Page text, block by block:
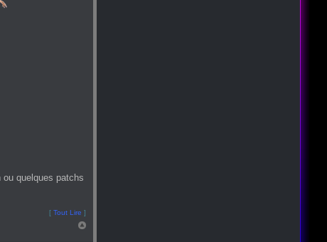
quelques patchs
[ Tout Lire ]